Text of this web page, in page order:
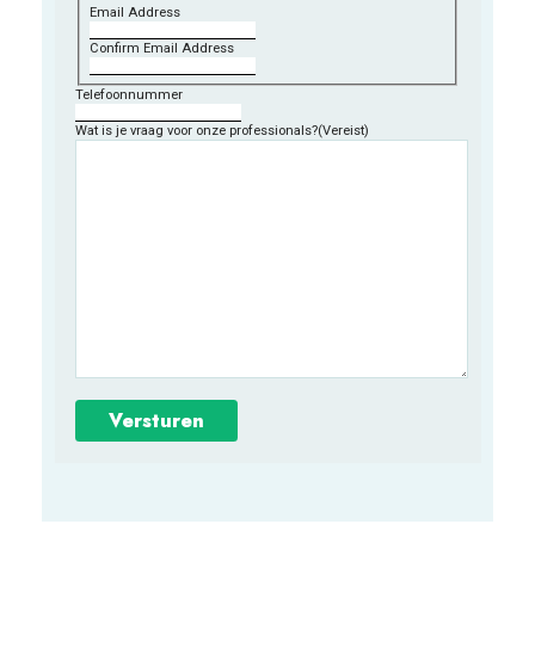
Email Address
Confirm Email Address
Telefoonnummer
Wat is je vraag voor onze professionals?(Vereist)